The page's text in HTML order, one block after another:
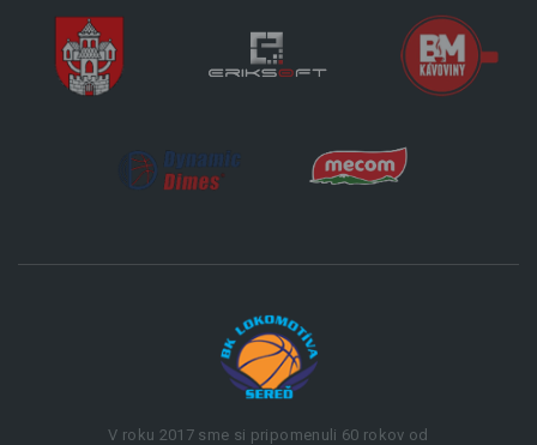
V roku 2017 sme si pripomenuli 60 rokov od